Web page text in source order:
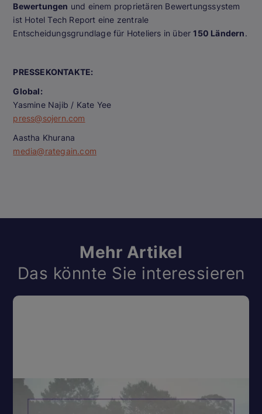
Bewertungen und einem proprietären Bewertungssystem
ist Hotel Tech Report eine zentrale
Entscheidungsgrundlage für Hoteliers in über150 Ländern.
PRESSEKONTAKTE:
Global:
Yasmine Najib / Kate Yee
press@sojern.com
Aastha Khurana
media@rategain.com
Mehr Artikel
Das könnte Sie interessieren